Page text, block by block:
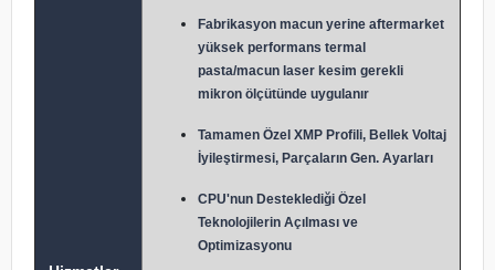
Fabrikasyon macun yerine aftermarket
yüksek performans termal
pasta/macun laser kesim gerekli
mikron ölçütünde uygulanır
Tamamen Özel XMP Profili, Bellek Voltaj
İyileştirmesi, Parçaların Gen. Ayarları
CPU'nun Desteklediği Özel
Teknolojilerin Açılması ve
Optimizasyonu